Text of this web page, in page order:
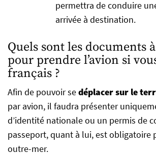
permettra de conduire
arrivée à destination.
Quels sont les documents
pour prendre l’avion si
français ?
Afin de pouvoir sedéplacer sur le
par avion, il faudra présenter
d’identité nationale ou un permis de
passeport, quant à lui, est obligatoire
outre-mer.